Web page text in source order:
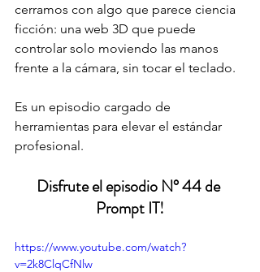
cerramos con algo que parece ciencia
ficción: una web 3D que puede
controlar solo moviendo las manos
frente a la cámara, sin tocar el teclado.
Es un episodio cargado de
herramientas para elevar el estándar
profesional.
Disfrute el episodio N° 44 de
Prompt IT!
https://www.youtube.com/watch?
v=2k8ClqCfNlw